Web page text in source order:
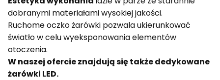
dobranymi materiałami wysokiej jakości.
Ruchome oczko żarówki pozwala ukierunkować
światło w celu wyeksponowania elementów
otoczenia.
W naszej ofercie znajdują się także dedykowane
żarówki LED.